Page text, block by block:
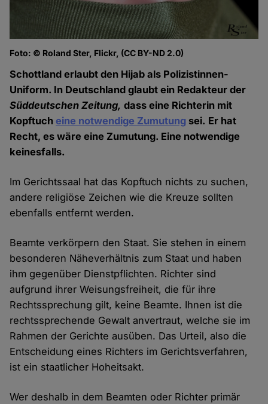
Foto: © Roland Ster, Flickr, (CC BY-ND 2.0)
Schottland erlaubt den Hijab als Polizistinnen-
Uniform. In Deutschland glaubt ein Redakteur der
Süddeutschen Zeitung, dass eine Richterin mit
Kopftucheine notwendige Zumutung sei. Er hat
Recht, es wäre eine Zumutung. Eine notwendige
keinesfalls.
Im Gerichtssaal hat das Kopftuch nichts zu suchen,
andere religiöse Zeichen wie die Kreuze sollten
ebenfalls entfernt werden.
Beamte verkörpern den Staat. Sie stehen in einem
besonderen Näheverhältnis zum Staat und haben
ihm gegenüber Dienstpflichten. Richter sind
aufgrund ihrer Weisungsfreiheit, die für ihre
Rechtssprechung gilt, keine Beamte. Ihnen ist die
rechtssprechende Gewalt anvertraut, welche sie im
Rahmen der Gerichte ausüben. Das Urteil, also die
Entscheidung eines Richters im Gerichtsverfahren,
ist ein staatlicher Hoheitsakt.
Wer deshalb in dem Beamten oder Richter primär